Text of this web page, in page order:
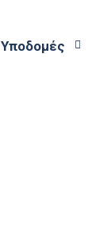
Υποδομές